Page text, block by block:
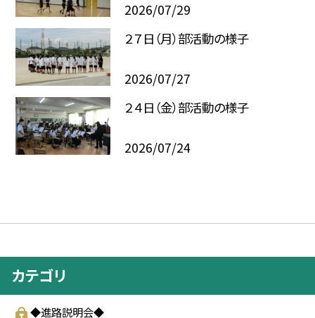
2026/07/29
２７日（月）部活動の様子
2026/07/27
２４日（金）部活動の様子
2026/07/24
カテゴリ
◆進路説明会◆